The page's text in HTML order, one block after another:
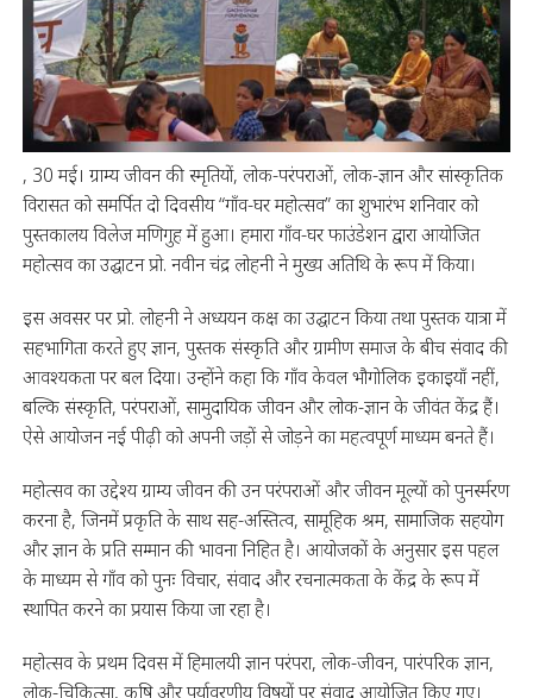
, 30 मई। ग्राम्य जीवन की स्मृतियों, लोक-परंपराओं, लोक-ज्ञान और सांस्कृतिक
विरासत को समर्पित दो दिवसीय “गाँव-घर महोत्सव” का शुभारंभ शनिवार को
पुस्तकालय विलेज मणिगुह में हुआ। हमारा गाँव-घर फाउंडेशन द्वारा आयोजित
महोत्सव का उद्घाटन प्रो. नवीन चंद्र लोहनी ने मुख्य अतिथि के रूप में किया।
इस अवसर पर प्रो. लोहनी ने अध्ययन कक्ष का उद्घाटन किया तथा पुस्तक यात्रा में
सहभागिता करते हुए ज्ञान, पुस्तक संस्कृति और ग्रामीण समाज के बीच संवाद की
आवश्यकता पर बल दिया। उन्होंने कहा कि गाँव केवल भौगोलिक इकाइयाँ नहीं,
बल्कि संस्कृति, परंपराओं, सामुदायिक जीवन और लोक-ज्ञान के जीवंत केंद्र हैं।
ऐसे आयोजन नई पीढ़ी को अपनी जड़ों से जोड़ने का महत्वपूर्ण माध्यम बनते हैं।
महोत्सव का उद्देश्य ग्राम्य जीवन की उन परंपराओं और जीवन मूल्यों को पुनर्स्मरण
करना है, जिनमें प्रकृति के साथ सह-अस्तित्व, सामूहिक श्रम, सामाजिक सहयोग
और ज्ञान के प्रति सम्मान की भावना निहित है। आयोजकों के अनुसार इस पहल
के माध्यम से गाँव को पुनः विचार, संवाद और रचनात्मकता के केंद्र के रूप में
स्थापित करने का प्रयास किया जा रहा है।
महोत्सव के प्रथम दिवस में हिमालयी ज्ञान परंपरा, लोक-जीवन, पारंपरिक ज्ञान,
लोक-चिकित्सा, कृषि और पर्यावरणीय विषयों पर संवाद आयोजित किए गए।